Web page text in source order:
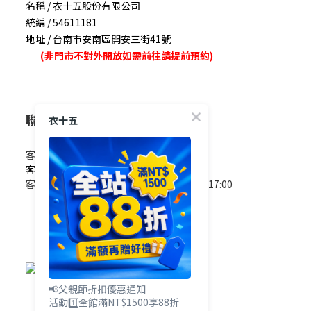
名稱 / 衣十五股份有限公司
統編 / 54611181
地址 / 台南市安南區開安三街41號
(非門市不對外開放如需前往請提前預約)
聯絡我們
客服電話 / 0965-825-178
客服信箱 / service@e15.com.tw
客服時間 / 週一至週五09:00~12:00/13:00~17:00
(國定假日除外)
衣十五
📢父親節折扣優惠通知
活動1️⃣全館滿NT$1500享88折